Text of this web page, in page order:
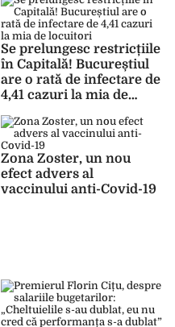
ale bolii
Se prelungesc restricțiile
în Capitală! Bucureștiul
are o rată de infectare de
4,41 cazuri la mia de
Zona Zoster, un nou
efect advers al
vaccinului anti-Covid-19